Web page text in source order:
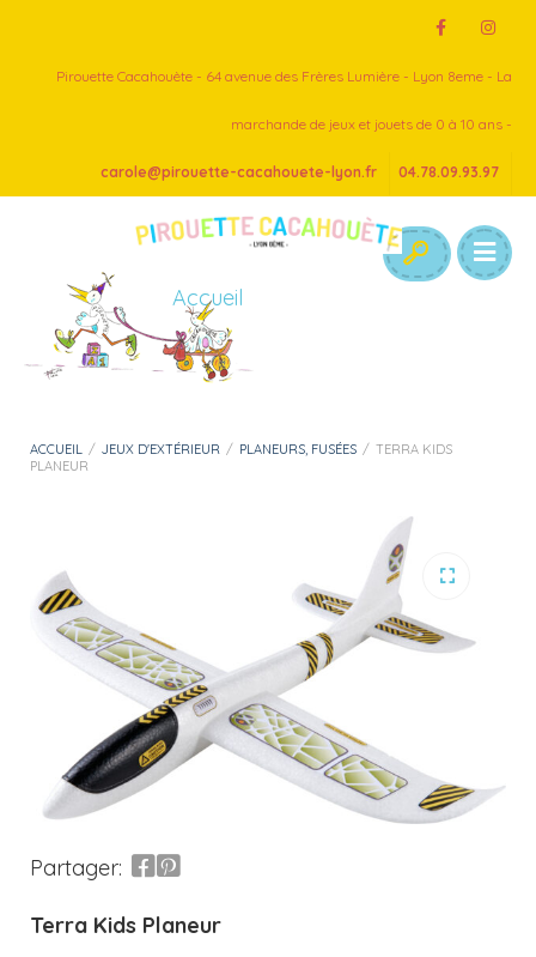
Pirouette Cacahouète - 64 avenue des Frères Lumière - Lyon 8eme - La
marchande de jeux et jouets de 0 à 10 ans -
carole@pirouette-cacahouete-lyon.fr 04.78.09.93.97
Accueil
ACCUEIL / JEUX D'EXTÉRIEUR / PLANEURS, FUSÉES / TERRA KIDS
PLANEUR
Partager:
Terra Kids Planeur